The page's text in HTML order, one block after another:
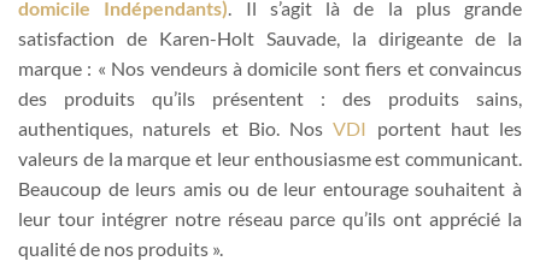
domicile Indépendants) . Il s’agit là de la plus grande
satisfaction de Karen-Holt Sauvade, la dirigeante de la
marque : « Nos vendeurs à domicile sont fiers et convaincus
des produits qu’ils présentent : des produits sains,
authentiques, naturels et Bio. NosVDI portent haut les
valeurs de la marque et leur enthousiasme est communicant.
Beaucoup de leurs amis ou de leur entourage souhaitent à
leur tour intégrer notre réseau parce qu’ils ont apprécié la
qualité de nos produits ».